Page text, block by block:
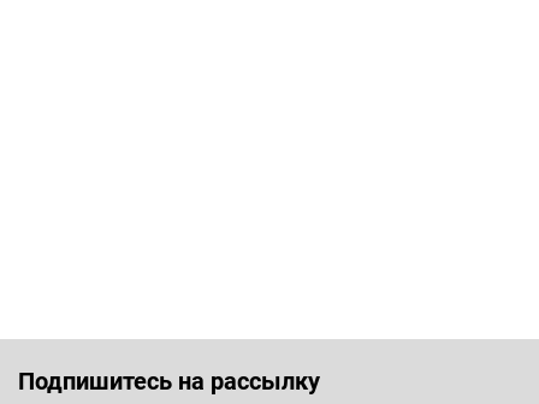
Подпишитесь на рассылку